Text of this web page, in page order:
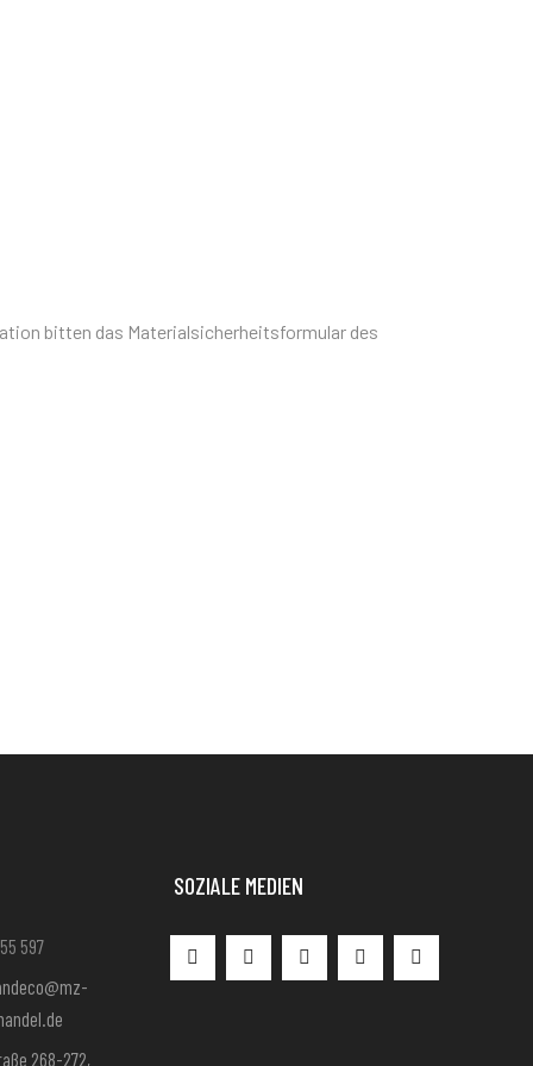
bitten das Materialsicherheitsformular des
597
268-272,
SOZIALE MEDIEN